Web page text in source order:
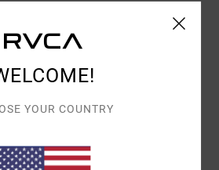
PRODUIT
5/5
YOUR COUNTRY